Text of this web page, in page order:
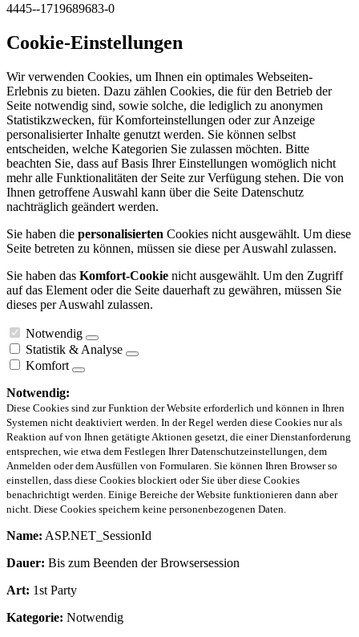
4445--1719689683-0
Cookie-Einstellungen
Wir verwenden Cookies, um Ihnen ein optimales Webseiten-
Erlebnis zu bieten. Dazu zählen Cookies, die für den Betrieb der
Seite notwendig sind, sowie solche, die lediglich zu anonymen
Statistikzwecken, für Komforteinstellungen oder zur Anzeige
personalisierter Inhalte genutzt werden. Sie können selbst
entscheiden, welche Kategorien Sie zulassen möchten. Bitte
beachten Sie, dass auf Basis Ihrer Einstellungen womöglich nicht
mehr alle Funktionalitäten der Seite zur Verfügung stehen. Die von
Ihnen getroffene Auswahl kann über die Seite Datenschutz
nachträglich geändert werden.
Sie haben die personalisierten Cookies nicht ausgewählt. Um diese
Seite betreten zu können, müssen sie diese per Auswahl zulassen.
Sie haben das Komfort-Cookie nicht ausgewählt. Um den Zugriff
auf das Element oder die Seite dauerhaft zu gewähren, müssen Sie
dieses per Auswahl zulassen.
Notwendig
Statistik & Analyse
Komfort
Notwendig:
Diese Cookies sind zur Funktion der Website erforderlich und können in Ihren
Systemen nicht deaktiviert werden. In der Regel werden diese Cookies nur als
Reaktion auf von Ihnen getätigte Aktionen gesetzt, die einer Dienstanforderung
entsprechen, wie etwa dem Festlegen Ihrer Datenschutzeinstellungen, dem
Anmelden oder dem Ausfüllen von Formularen. Sie können Ihren Browser so
einstellen, dass diese Cookies blockiert oder Sie über diese Cookies
benachrichtigt werden. Einige Bereiche der Website funktionieren dann aber
nicht. Diese Cookies speichern keine personenbezogenen Daten.
Name: ASP.NET_SessionId
Dauer: Bis zum Beenden der Browsersession
Art: 1st Party
Kategorie: Notwendig